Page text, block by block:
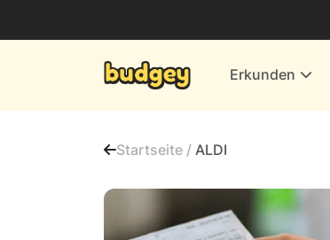
Erkunden
Finanzen & Versicherungen
Weiteres
Startseite / ALDI